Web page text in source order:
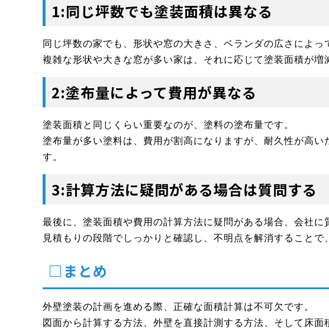
1:同じ坪数でも塗装面積は異なる
同じ坪数の家でも、形状や窓の大きさ、ベランダの広さによっ
複雑な形状や大きな窓が多い家は、それに応じて塗装面積が
2:塗布量によって費用が異なる
塗装面積と同じくらい重要なのが、塗料の塗布量です。
塗布量が多い塗料は、費用が割高になりますが、耐久性が高
す。
3:計算方法に疑問がある場合は質問する
最後に、塗装面積や費用の計算方法に疑問がある場合、会社に
見積もりの段階でしっかりと確認し、不明点を解消することで
□まとめ
外壁塗装の計画を進める際、正確な面積計算は不可欠です。
図面から計算する方法、外壁を直接計測する方法、そして床